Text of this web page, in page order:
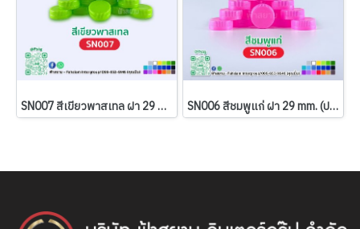
SN007 สีเขียวพาสเทล ฝา 29 mm. (ปากสั้น) SN006 สีชมพูแก่ ฝา 29 mm. (ปากสั้น)